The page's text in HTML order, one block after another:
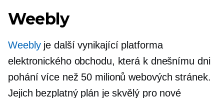
Weebly
Weeblyje další vynikající platforma
elektronického obchodu, která k dnešnímu dni
pohání více než 50 milionů webových stránek.
Jejich bezplatný plán je skvělý pro nové